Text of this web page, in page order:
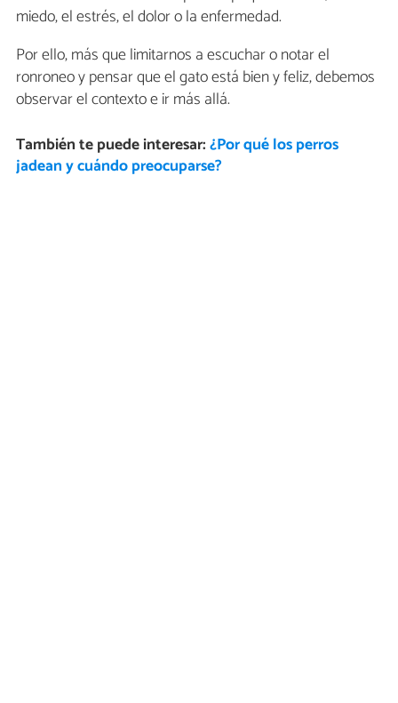
miedo, el estrés, el dolor o la enfermedad.
Por ello, más que limitarnos a escuchar o notar el
ronroneo y pensar que el gato está bien y feliz, debemos
observar el contexto e ir más allá.
También te puede interesar:¿Por qué los perros
jadean y cuándo preocuparse?